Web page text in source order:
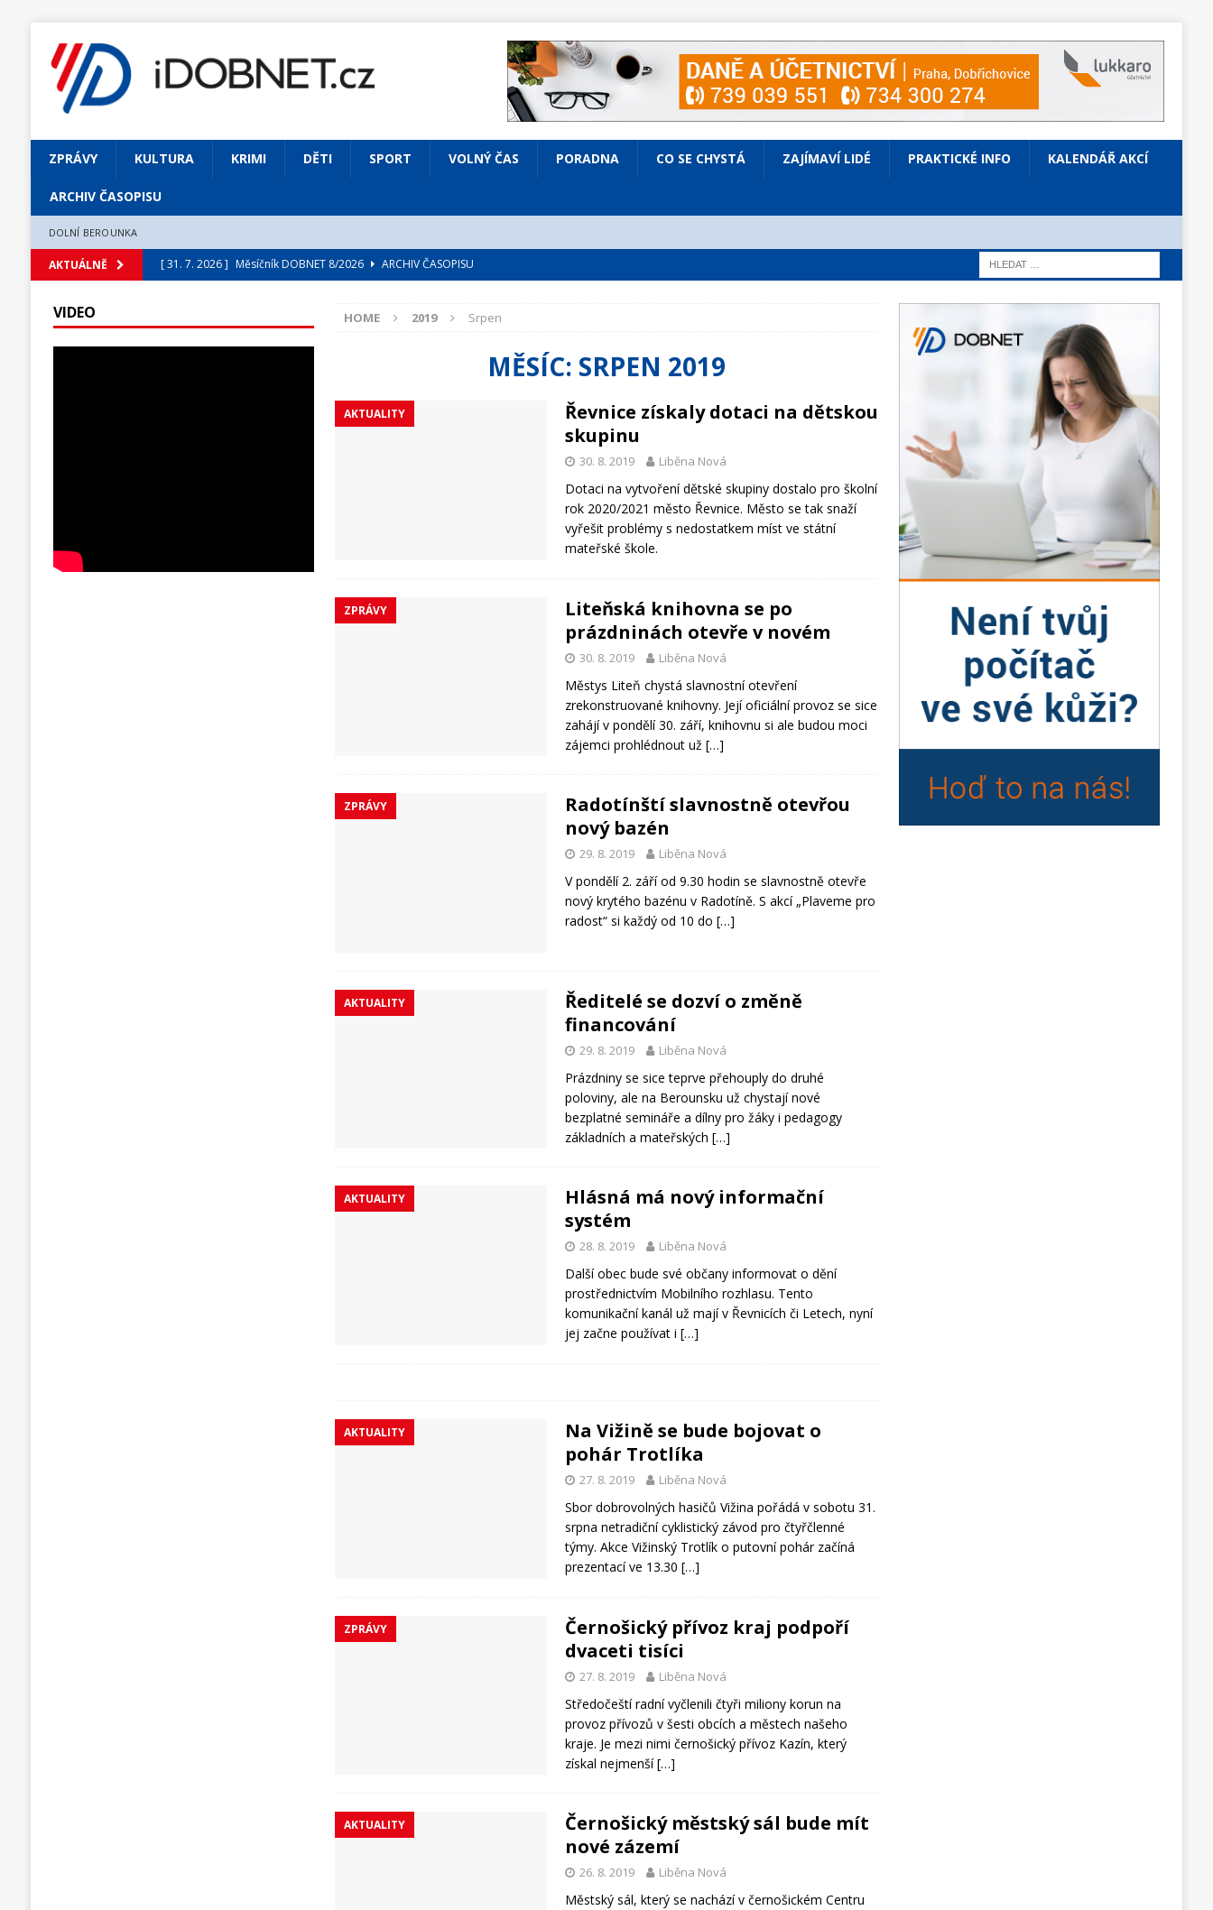
ZPRÁVY KULTURA KRIMI DĚTI SPORT VOLNÝ ČAS PORADNA CO SE CHYSTÁ ZAJÍMAVÍ LIDÉ PRAKTICKÉ INFO KALENDÁŘ AKCÍ
ARCHIV ČASOPISU
DOLNÍ BEROUNKA
AKTUÁLNĚ [ 31. 7. 2026 ] Měsíčník DOBNET 8/2026
ARCHIV ČASOPISU
[ 31. 7. 2026 ] Jednou Slavoj, vždycky Slavoj!
VOLNÝ ČAS
Zámek Liteň rozezní hvězdně obsazená Prodaná nevěsta
KULTURA
HOME 2019 Srpen
MĚSÍC: SRPEN 2019
AKTUALITY
Řevnice získaly dotaci na dětskou
skupinu
30. 8. 2019 Liběna Nová
Dotaci na vytvoření dětské skupiny dostalo pro školní
rok 2020/2021 město Řevnice. Město se tak snaží
vyřešit problémy s nedostatkem míst ve státní
mateřské škole.
ZPRÁVY
Liteňská knihovna se po
prázdninách otevře v novém
30. 8. 2019 Liběna Nová
Městys Liteň chystá slavnostní otevření
zrekonstruované knihovny. Její oficiální provoz se sice
zahájí v pondělí 30. září, knihovnu si ale budou moci
zájemci prohlédnout už[…]
ZPRÁVY
Radotínští slavnostně otevřou
nový bazén
29. 8. 2019 Liběna Nová
V pondělí 2. září od 9.30 hodin se slavnostně otevře
nový krytého bazénu v Radotíně. S akcí „Plaveme pro
radost“ si každý od 10 do[…]
AKTUALITY
Ředitelé se dozví o změně
financování
29. 8. 2019 Liběna Nová
Prázdniny se sice teprve přehouply do druhé
poloviny, ale na Berounsku už chystají nové
bezplatné semináře a dílny pro žáky i pedagogy
základních a mateřských[…]
AKTUALITY
Hlásná má nový informační
systém
28. 8. 2019 Liběna Nová
Další obec bude své občany informovat o dění
prostřednictvím Mobilního rozhlasu. Tento
komunikační kanál už mají v Řevnicích či Letech, nyní
jej začne používat i[…]
AKTUALITY
Na Vižině se bude bojovat o
pohár Trotlíka
27. 8. 2019 Liběna Nová
Sbor dobrovolných hasičů Vižina pořádá v sobotu 31.
srpna netradiční cyklistický závod pro čtyřčlenné
týmy. Akce Vižinský Trotlík o putovní pohár začíná
prezentací ve 13.30[…]
ZPRÁVY
Černošický přívoz kraj podpoří
dvaceti tisíci
27. 8. 2019 Liběna Nová
Středočeští radní vyčlenili čtyři miliony korun na
provoz přívozů v šesti obcích a městech našeho
kraje. Je mezi nimi černošický přívoz Kazín, který
získal nejmenší[…]
AKTUALITY
Černošický městský sál bude mít
nové zázemí
26. 8. 2019 Liběna Nová
Městský sál, který se nachází v černošickém Centru
VIDEO